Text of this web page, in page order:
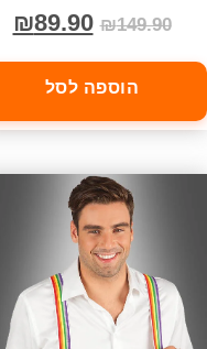
₪149.90
₪89.90
הוספה לסל